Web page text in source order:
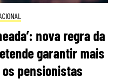
nova regra da
garantir mais
pensionistas